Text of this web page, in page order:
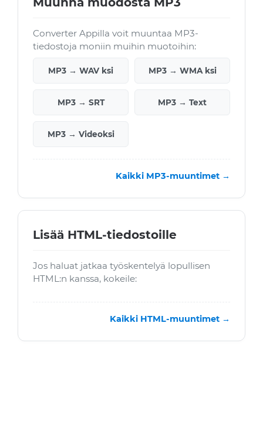
Converter Appilla voit muuntaa MP3-
tiedostoja moniin muihin muotoihin:
MP3 → WAV ksi MP3 → WMA ksi
MP3 → SRT MP3 → Text
MP3 → Videoksi
Kaikki MP3-muuntimet →
Lisää HTML-tiedostoille
Jos haluat jatkaa työskentelyä lopullisen
HTML:n kanssa, kokeile:
Kaikki HTML-muuntimet →